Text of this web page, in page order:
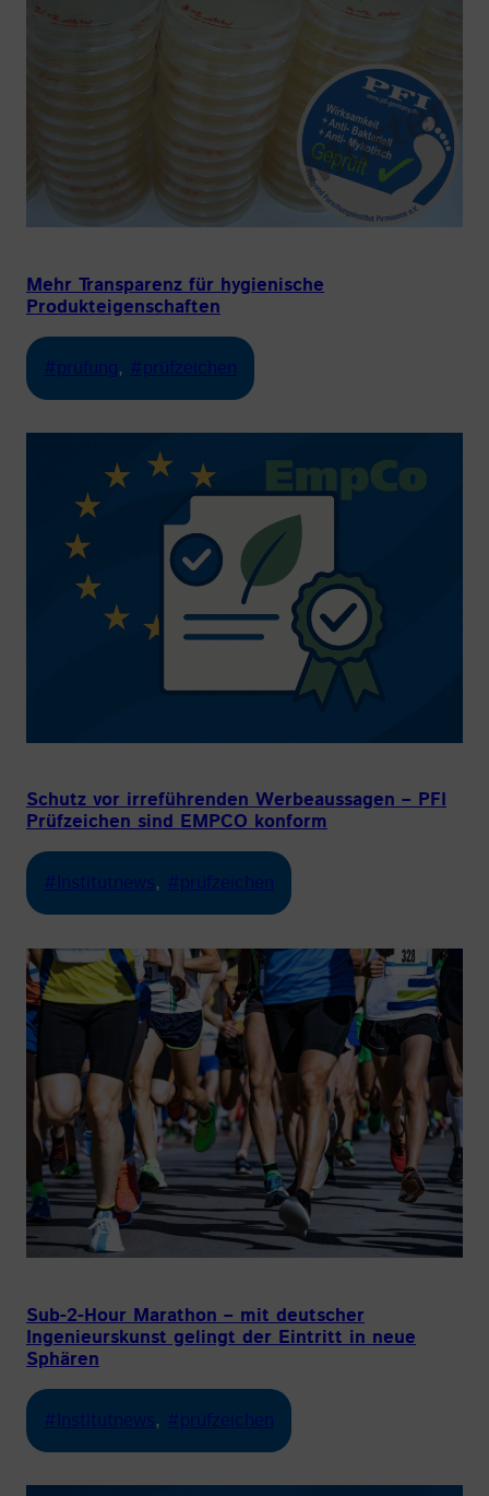
Mehr Transparenz für hygienische
Produkteigenschaften
#prüfung, #prüfzeichen
Schutz vor irreführenden Werbeaussagen – PFI
Prüfzeichen sind EMPCO konform
#Institutnews, #prüfzeichen
Sub-2-Hour Marathon – mit deutscher
Ingenieurskunst gelingt der Eintritt in neue
Sphären
#Institutnews, #prüfzeichen